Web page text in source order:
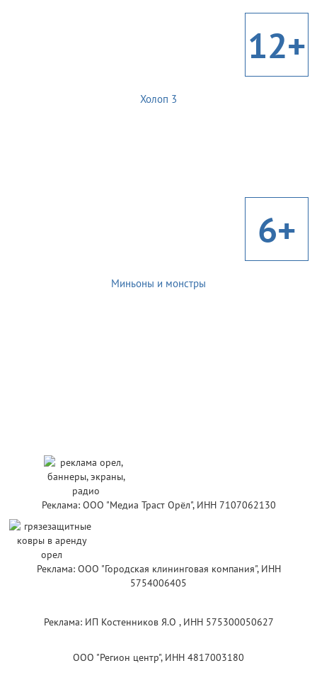
12+
Холоп 3
6+
Миньоны и монстры
Реклама: ООО "Медиа Траст Орёл", ИНН 7107062130
Реклама: ООО "Городская клининговая компания", ИНН
5754006405
Реклама: ИП Костенников Я.О , ИНН 575300050627
ООО "Регион центр", ИНН 4817003180